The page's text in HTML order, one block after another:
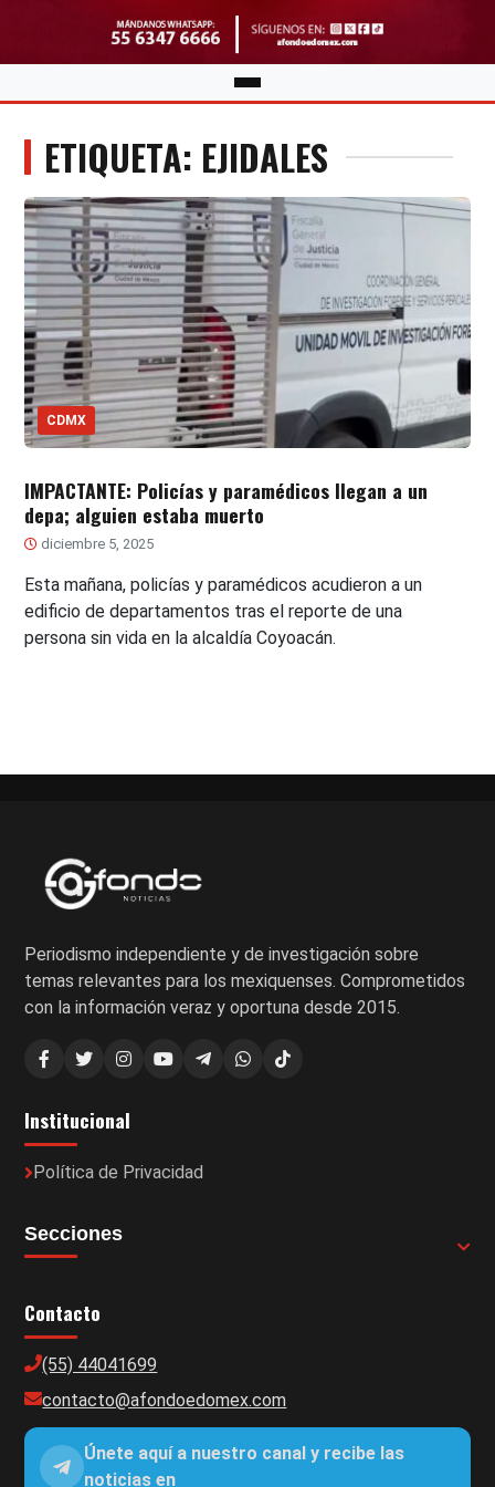
ETIQUETA: EJIDALES
CDMX
IMPACTANTE: Policías y paramédicos llegan a un
depa; alguien estaba muerto
diciembre 5, 2025
Esta mañana, policías y paramédicos acudieron a un
edificio de departamentos tras el reporte de una
persona sin vida en la alcaldía Coyoacán.
Periodismo independiente y de investigación sobre
temas relevantes para los mexiquenses. Comprometidos
con la información veraz y oportuna desde 2015.
Institucional
Política de Privacidad
Secciones
Contacto
(55) 44041699
contacto@afondoedomex.com
Únete aquí a nuestro canal y recibe las
noticias en